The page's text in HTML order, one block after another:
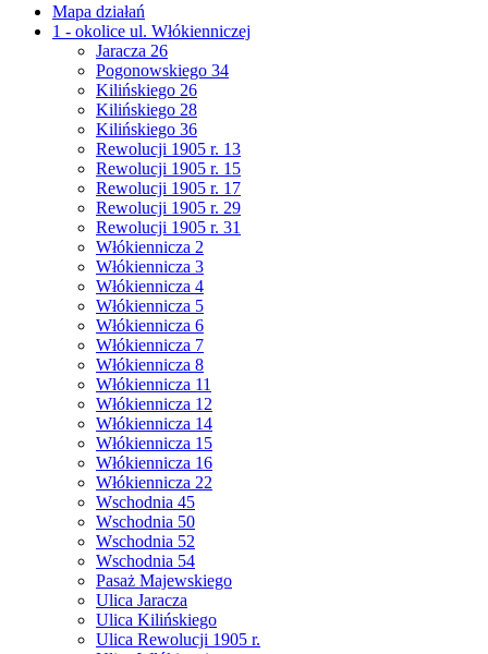
Mapa działań
1 - okolice ul. Włókienniczej
Jaracza 26
Pogonowskiego 34
Kilińskiego 26
Kilińskiego 28
Kilińskiego 36
Rewolucji 1905 r. 13
Rewolucji 1905 r. 15
Rewolucji 1905 r. 17
Rewolucji 1905 r. 29
Rewolucji 1905 r. 31
Włókiennicza 2
Włókiennicza 3
Włókiennicza 4
Włókiennicza 5
Włókiennicza 6
Włókiennicza 7
Włókiennicza 8
Włókiennicza 11
Włókiennicza 12
Włókiennicza 14
Włókiennicza 15
Włókiennicza 16
Włókiennicza 22
Wschodnia 45
Wschodnia 50
Wschodnia 52
Wschodnia 54
Pasaż Majewskiego
Ulica Jaracza
Ulica Kilińskiego
Ulica Rewolucji 1905 r.